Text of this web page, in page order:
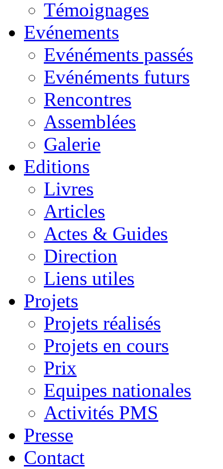
Témoignages
Evénements
Evénéments passés
Evénéments futurs
Rencontres
Assemblées
Galerie
Editions
Livres
Articles
Actes & Guides
Direction
Liens utiles
Projets
Projets réalisés
Projets en cours
Prix
Equipes nationales
Activités PMS
Presse
Contact